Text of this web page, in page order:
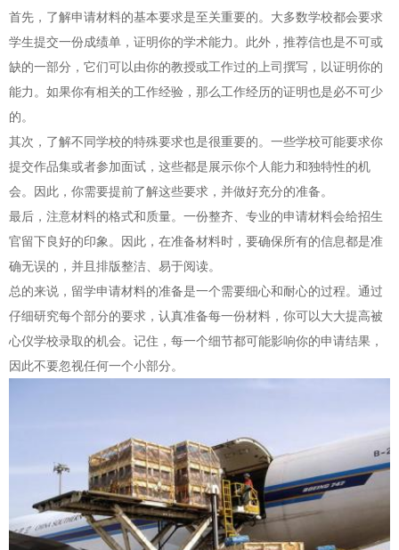
首先，了解申请材料的基本要求是至关重要的。大多数学校都会要求
学生提交一份成绩单，证明你的学术能力。此外，推荐信也是不可或
缺的一部分，它们可以由你的教授或工作过的上司撰写，以证明你的
能力。如果你有相关的工作经验，那么工作经历的证明也是必不可少
的。
其次，了解不同学校的特殊要求也是很重要的。一些学校可能要求你
提交作品集或者参加面试，这些都是展示你个人能力和独特性的机
会。因此，你需要提前了解这些要求，并做好充分的准备。
最后，注意材料的格式和质量。一份整齐、专业的申请材料会给招生
官留下良好的印象。因此，在准备材料时，要确保所有的信息都是准
确无误的，并且排版整洁、易于阅读。
总的来说，留学申请材料的准备是一个需要细心和耐心的过程。通过
仔细研究每个部分的要求，认真准备每一份材料，你可以大大提高被
心仪学校录取的机会。记住，每一个细节都可能影响你的申请结果，
因此不要忽视任何一个小部分。